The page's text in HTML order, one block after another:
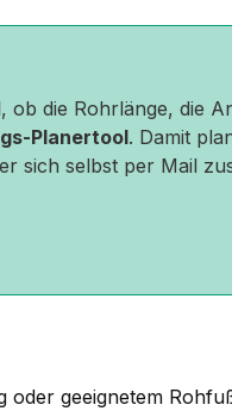
ob die Rohrlänge, die
Planertool. Damit
sich selbst per Mail
oder geeignetem